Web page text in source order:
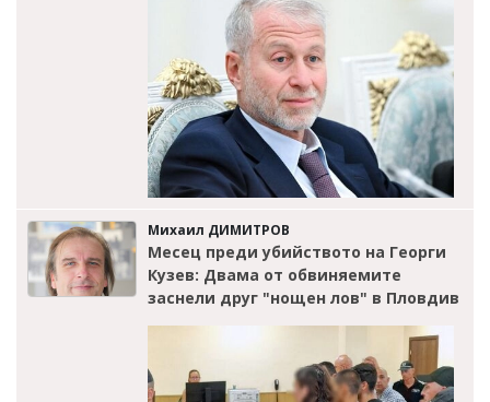
Михаил ДИМИТРОВ
Месец преди убийството на Георги
Кузев: Двама от обвиняемите
заснели друг "нощен лов" в Пловдив